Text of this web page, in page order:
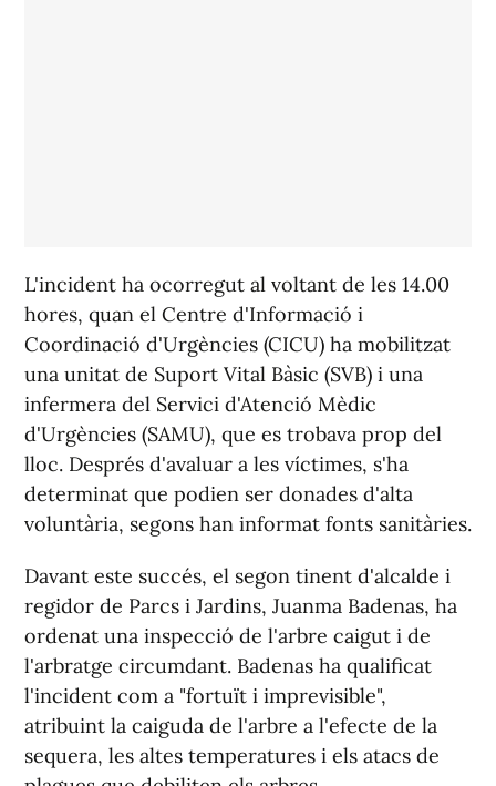
L'incident ha ocorregut al voltant de les 14.00
hores, quan el Centre d'Informació i
Coordinació d'Urgències (CICU) ha mobilitzat
una unitat de Suport Vital Bàsic (SVB) i una
infermera del Servici d'Atenció Mèdic
d'Urgències (SAMU), que es trobava prop del
lloc. Després d'avaluar a les víctimes, s'ha
determinat que podien ser donades d'alta
voluntària, segons han informat fonts sanitàries.
Davant este succés, el segon tinent d'alcalde i
regidor de Parcs i Jardins, Juanma Badenas, ha
ordenat una inspecció de l'arbre caigut i de
l'arbratge circumdant. Badenas ha qualificat
l'incident com a "fortuït i imprevisible",
atribuint la caiguda de l'arbre a l'efecte de la
sequera, les altes temperatures i els atacs de